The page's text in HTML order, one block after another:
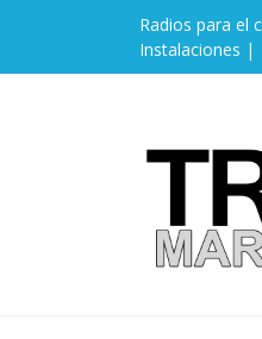
Radios para el
Instalaciones |